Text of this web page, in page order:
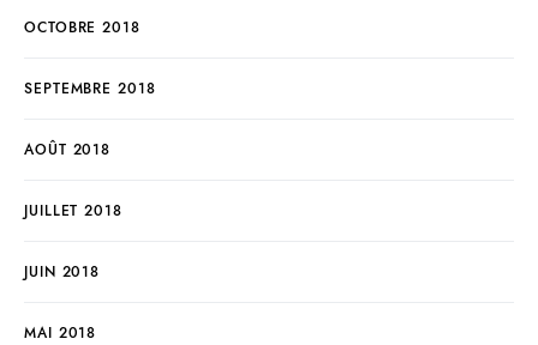
OCTOBRE 2018
SEPTEMBRE 2018
AOÛT 2018
JUILLET 2018
JUIN 2018
MAI 2018